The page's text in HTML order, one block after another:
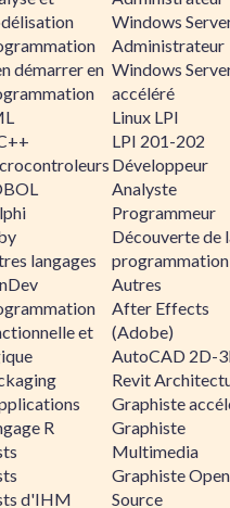
démarrer en
langages
et
R
d'IHM
Windows
Administrateur
Windows
accéléré
Linux LPI
LPI 201-202
Développeur
Analyste
Programmeur
Découverte de
programmation
Autres
After Effects
(Adobe)
AutoCAD 2D-
Revit
Graphiste
Graphiste
Multimedia
Graphiste Open
Source